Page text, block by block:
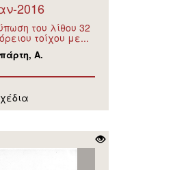
2016
του λίθου 32
τοίχου με...
Α.